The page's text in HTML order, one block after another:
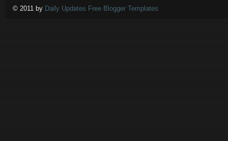
© 2011 by Daily Updates Free Blogger Templates